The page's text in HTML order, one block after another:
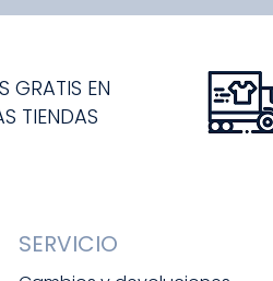
GRATIS EN
TIENDAS
SERVICIO